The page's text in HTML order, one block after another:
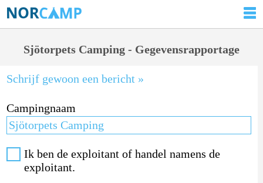
Sjötorpets Camping - Gegevensrapportage
Schrijf gewoon een bericht »
Campingnaam
Ik ben de exploitant of handel namens de
exploitant.